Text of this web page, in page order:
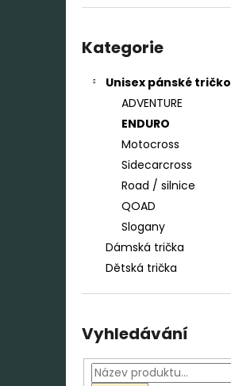
kategorie
Kategorie
Unisex pánské tričko
ADVENTURE
ENDURO
Motocross
Sidecarcross
Road / silnice
QOAD
Slogany
Dámská trička
Dětská trička
Vyhledávání
ENDURO 14